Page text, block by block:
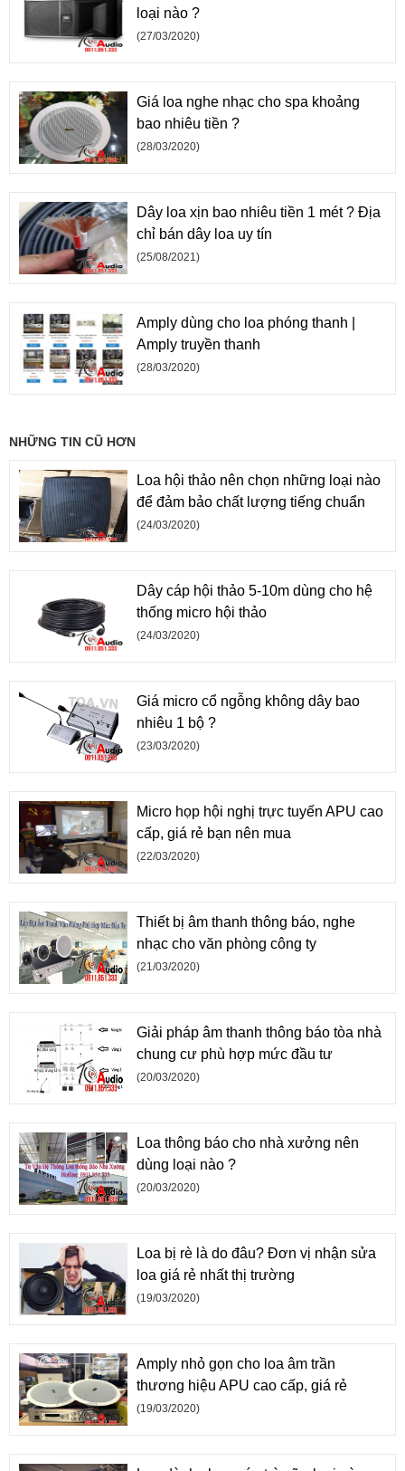
loại nào ?
(27/03/2020)
Giá loa nghe nhạc cho spa khoảng
bao nhiêu tiền ?
(28/03/2020)
Dây loa xịn bao nhiêu tiền 1 mét ? Địa
chỉ bán dây loa uy tín
(25/08/2021)
Amply dùng cho loa phóng thanh |
Amply truyền thanh
(28/03/2020)
NHỮNG TIN CŨ HƠN
Loa hội thảo nên chọn những loại nào
để đảm bảo chất lượng tiếng chuẩn
(24/03/2020)
Dây cáp hội thảo 5-10m dùng cho hệ
thống micro hội thảo
(24/03/2020)
Giá micro cổ ngỗng không dây bao
nhiêu 1 bộ ?
(23/03/2020)
Micro họp hội nghị trực tuyến APU cao
cấp, giá rẻ bạn nên mua
(22/03/2020)
Thiết bị âm thanh thông báo, nghe
nhạc cho văn phòng công ty
(21/03/2020)
Giải pháp âm thanh thông báo tòa nhà
chung cư phù hợp mức đầu tư
(20/03/2020)
Loa thông báo cho nhà xưởng nên
dùng loại nào ?
(20/03/2020)
Loa bị rè là do đâu? Đơn vị nhận sửa
loa giá rẻ nhất thị trường
(19/03/2020)
Amply nhỏ gọn cho loa âm trần
thương hiệu APU cao cấp, giá rẻ
(19/03/2020)